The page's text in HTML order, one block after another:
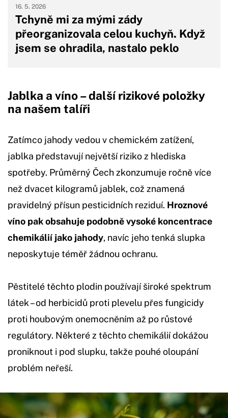
Tchyně mi za mými zády
přeorganizovala celou kuchyň. Když
jsem se ohradila, nastalo peklo
16. 5. 2026
Jablka a víno – další rizikové položky
na našem talíři
Zatímco jahody vedou v chemickém zatížení,
jablka představují největší riziko z hlediska
spotřeby. Průměrný Čech zkonzumuje ročně více
než dvacet kilogramů jablek, což znamená
pravidelný přísun pesticidních reziduí. Hroznové
víno pak obsahuje podobně vysoké koncentrace
chemikálií jako jahody, navíc jeho tenká slupka
neposkytuje téměř žádnou ochranu.
Pěstitelé těchto plodin používají široké spektrum
látek – od herbicidů proti plevelu přes fungicidy
proti houbovým onemocněním až po růstové
regulátory. Některé z těchto chemikálií dokážou
proniknout i pod slupku, takže pouhé oloupání
problém neřeší.